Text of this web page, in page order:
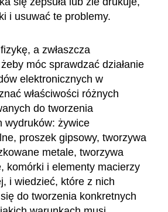
i usuwać te problemy.
a zwłaszcza
móc sprawdzać działanie
elektronicznych w
właściwości różnych
do tworzenia
wydruków: żywice
proszek gipsowy, tworzywa
metale, tworzywa
komórki i elementy macierzy
i wiedzieć, które z nich
do tworzenia konkretnych